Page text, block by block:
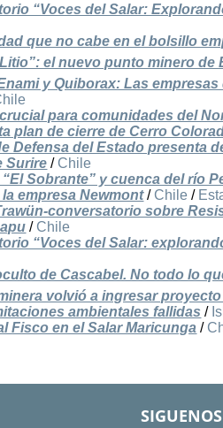
“Voces del Salar:
que no cabe en el bolsillo
el nuevo punto minero
y Quiborax: Las
para comunidades del
plan de cierre de Cerro
Defensa del Estado presenta
Surire / Chile
Sobrante” y cuenca del río
empresa Newmont/ Chile /
conversatorio sobre
/ Chile
“Voces del Salar:
de Cascabel. No todo lo
volvió a ingresar
ambientales fallidas /
Fisco en el Salar Maricunga /
SIGUENOS